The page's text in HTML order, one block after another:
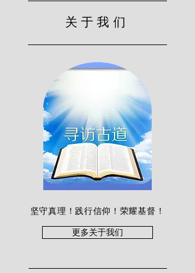
关于我们
坚守真理！践行信仰！荣耀基督！
更多关于我们